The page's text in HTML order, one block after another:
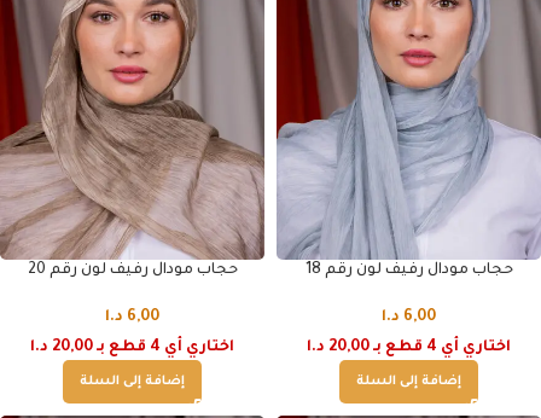
حجاب مودال رفيف لون رقم 18
6,00 د.ا
اختاري أي 4 قطع بـ 20,00 د.ا
إضافة إلى السلة
حجاب مودال رفيف لون رقم 20
6,00 د.ا
اختاري أي 4 قطع بـ 20,00 د.ا
إضافة إلى السلة